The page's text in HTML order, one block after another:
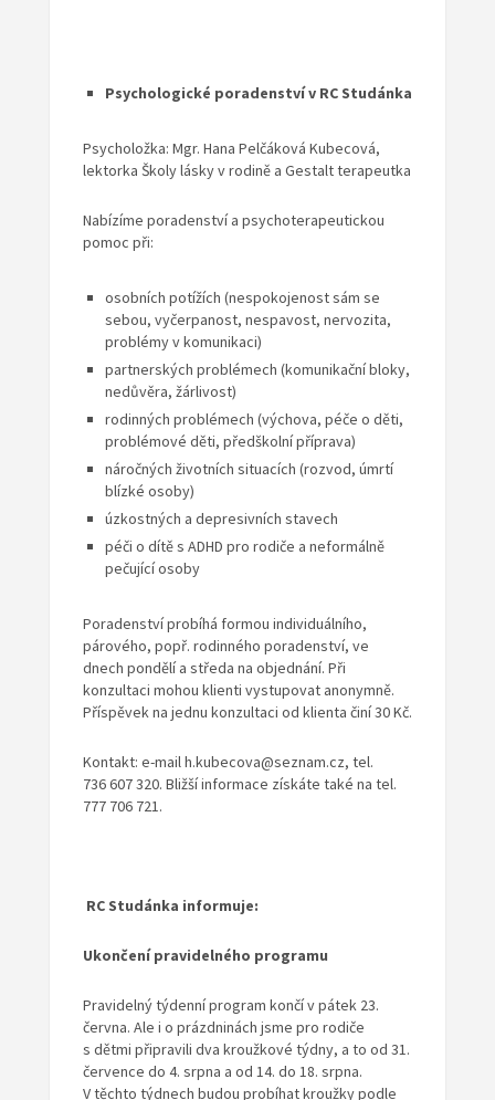
Psychologické poradenství v RC Studánka
Psycholožka: Mgr. Hana Pelčáková Kubecová,
lektorka Školy lásky v rodině a Gestalt terapeutka
Nabízíme poradenství a psychoterapeutickou
pomoc při:
osobních potížích (nespokojenost sám se
sebou, vyčerpanost, nespavost, nervozita,
problémy v komunikaci)
partnerských problémech (komunikační bloky,
nedůvěra, žárlivost)
rodinných problémech (výchova, péče o děti,
problémové děti, předškolní příprava)
náročných životních situacích (rozvod, úmrtí
blízké osoby)
úzkostných a depresivních stavech
péči o dítě s ADHD pro rodiče a neformálně
pečující osoby
Poradenství probíhá formou individuálního,
párového, popř. rodinného poradenství, ve
dnech pondělí a středa na objednání. Při
konzultaci mohou klienti vystupovat anonymně.
Příspěvek na jednu konzultaci od klienta činí 30 Kč.
Kontakt: e-mail h.kubecova@seznam.cz, tel.
736 607 320. Bližší informace získáte také na tel.
777 706 721.
RC Studánka informuje:
Ukončení pravidelného programu
Pravidelný týdenní program končí v pátek 23.
června. Ale i o prázdninách jsme pro rodiče
s dětmi připravili dva kroužkové týdny, a to od 31.
července do 4. srpna a od 14. do 18. srpna.
V těchto týdnech budou probíhat kroužky podle